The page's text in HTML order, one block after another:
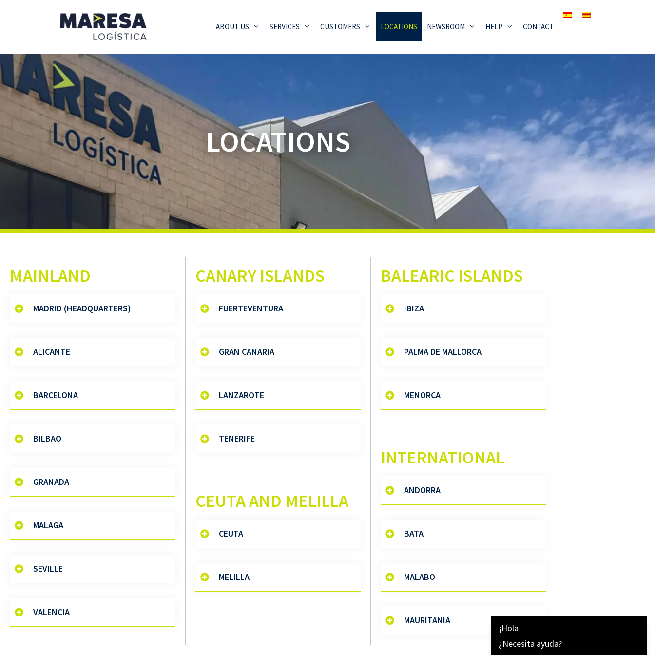
ABOUT US SERVICES CUSTOMERS LOCATIONS NEWSROOM HELP CONTACT
LOCATIONS
MAINLAND
MADRID (HEADQUARTERS)
ALICANTE
BARCELONA
BILBAO
GRANADA
MALAGA
SEVILLE
VALENCIA
CANARY ISLANDS
FUERTEVENTURA
GRAN CANARIA
LANZAROTE
TENERIFE
CEUTA AND MELILLA
CEUTA
MELILLA
BALEARIC ISLANDS
IBIZA
PALMA DE MALLORCA
MENORCA
INTERNATIONAL
ANDORRA
BATA
MALABO
MAURITANIA
¡Hola!
¿Necesita ayuda?